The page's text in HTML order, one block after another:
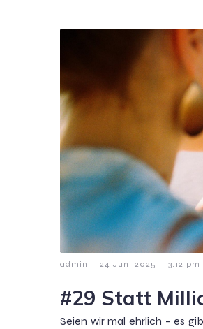
admin - 24 Juni 2025 - 3:12 pm
#29 Statt
Seien wir mal ehrlich – es